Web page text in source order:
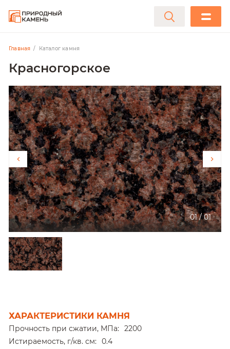
Главная Каталог камня
Красногорское
01/01
ХАРАКТЕРИСТИКИ КАМНЯ
Прочность при сжатии, МПа:
2200
Истираемость, г/кв. см:
0.4